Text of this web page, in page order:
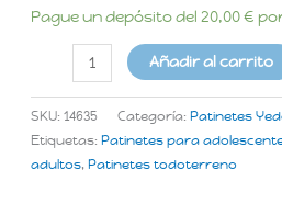
Pague un depósito del 20,00€
Añadir al carrito
SKU: 14635 Categoría: Patinetes
Etiquetas: Patinetes para
adultos,Patinetes todoterreno